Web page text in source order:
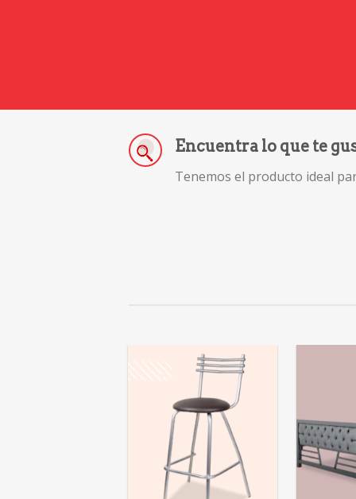
Encuentra lo que te
Tenemos el producto ideal